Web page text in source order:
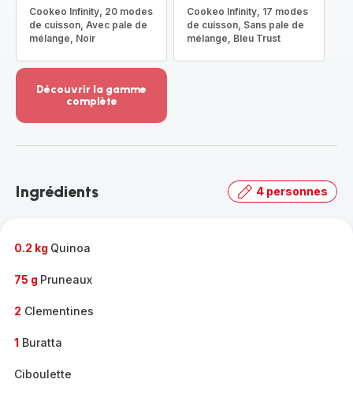
Cookeo Infinity, 20 modes
de cuisson, Avec pale de
mélange, Noir
Cookeo Infinity, 17 modes
de cuisson, Sans pale de
mélange, Bleu Trust
Découvrir la gamme
complète
-
gamme
Ingrédients 4 personnes
0.2 kg Quinoa
75 g Pruneaux
2 Clementines
1 Buratta
Ciboulette